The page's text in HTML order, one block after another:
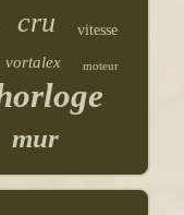
cru vitesse
vortalex moteur
mur